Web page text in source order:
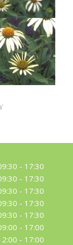
- 17:30
- 17:30
- 17:30
- 17:30
- 17:30
- 17:00
- 17:00